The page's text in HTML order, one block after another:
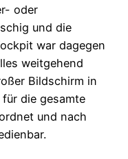
oder
und die
war dagegen
weitgehend
Bildschirm in
die gesamte
und nach